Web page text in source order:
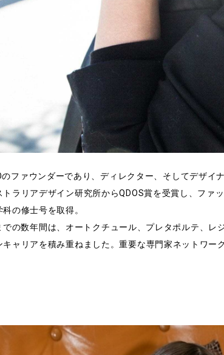
ファウンダーであり、ディレクター、そしてデザイ
トラリアデザイン研究所からQDOS賞を受賞し、ファ
の修士号を取得。
での数年間は、オートクチュール、プレタポルテ、レ
キャリアを積み重ねました。重要な専門家ネットワ